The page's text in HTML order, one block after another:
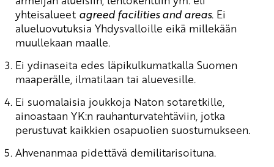
yhteisalueet agreed facilities and areas. Ei
alueluovutuksia Yhdysvalloille eikä millekään
muullekaan maalle.
Ei ydinaseita edes läpikulkumatkalla Suomen
maaperälle, ilmatilaan tai aluevesille.
Ei suomalaisia joukkoja Naton sotaretkille,
ainoastaan YK:n rauhanturvatehtäviin, jotka
perustuvat kaikkien osapuolien suostumukseen.
Ahvenanmaa pidettävä demilitarisoituna.